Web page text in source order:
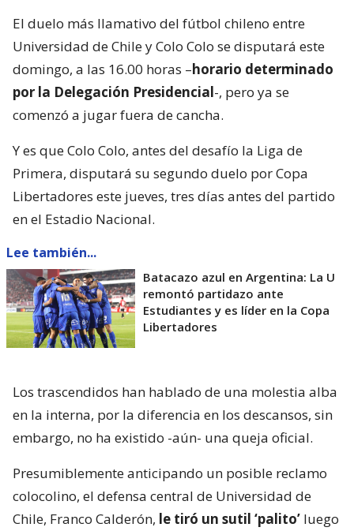
El duelo más llamativo del fútbol chileno entre
Universidad de Chile y Colo Colo se disputará este
domingo, a las 16.00 horas –horario determinado
por la Delegación Presidencial-, pero ya se
comenzó a jugar fuera de cancha.
Y es que Colo Colo, antes del desafío la Liga de
Primera, disputará su segundo duelo por Copa
Libertadores este jueves, tres días antes del partido
en el Estadio Nacional.
Lee también...
Batacazo azul en Argentina: La U
remontó partidazo ante
Estudiantes y es líder en la Copa
Libertadores
Los trascendidos han hablado de una molestia alba
en la interna, por la diferencia en los descansos, sin
embargo, no ha existido -aún- una queja oficial.
Presumiblemente anticipando un posible reclamo
colocolino, el defensa central de Universidad de
Chile, Franco Calderón, le tiró un sutil ‘palito’ luego